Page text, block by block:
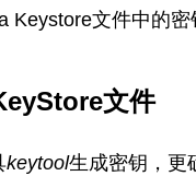
Keystore文件中的
文件
keytool生成密钥，更